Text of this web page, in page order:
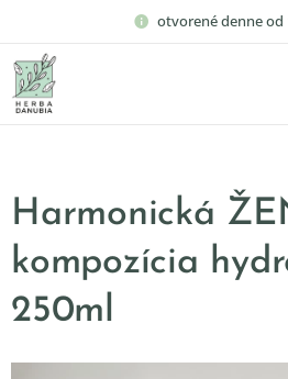
otvorené denne od
Harmonická
kompozícia
250ml